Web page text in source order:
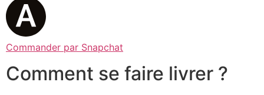
Commander par Snapchat
Comment se faire livrer ?